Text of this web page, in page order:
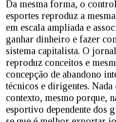
Da mesma forma, o
esportes reproduz a
em escala ampliada e
ganhar dinheiro e fazer
sistema capitalista. O
reproduz conceitos e
concepção de abandono
técnicos e dirigentes. Nada
contexto, mesmo porque,
esportivo dependente dos